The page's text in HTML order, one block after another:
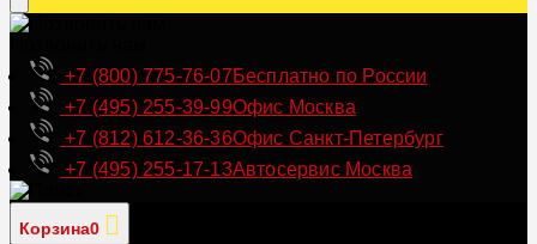
+7 (800) 775-76-07Бесплатно по России
+7 (495) 255-39-99Офис Москва
+7 (812) 612-36-36Офис Санкт-Петербург
+7 (495) 255-17-13Автосервис Москва
Корзина0